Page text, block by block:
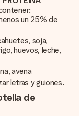
un 25% de
soja,
huevos, leche,
avena
letras y guiones.
de